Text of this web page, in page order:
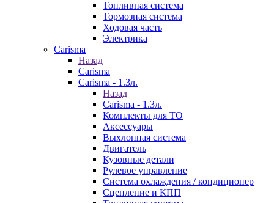
Топливная система
Тормозная система
Ходовая часть
Электрика
Carisma
Назад
Carisma
Carisma - 1.3л.
Назад
Carisma - 1.3л.
Комплекты для ТО
Аксессуары
Выхлопная система
Двигатель
Кузовные детали
Рулевое управление
Система охлаждения / кондиционер
Сцепление и КПП